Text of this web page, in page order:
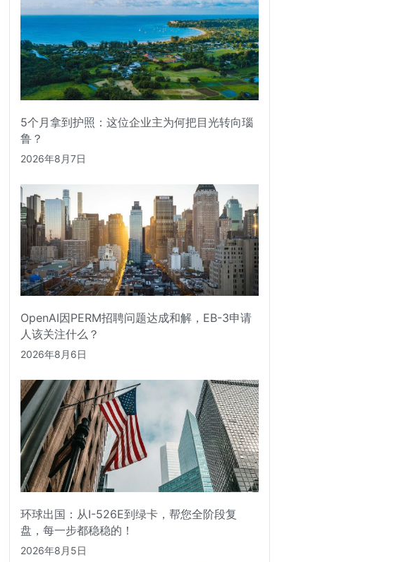
5个月拿到护照：这位企业主为何把目光转向瑙
鲁？
2026年8月7日
OpenAI因PERM招聘问题达成和解，EB-3申请
人该关注什么？
2026年8月6日
环球出国：从I-526E到绿卡，帮您全阶段复
盘，每一步都稳稳的！
2026年8月5日